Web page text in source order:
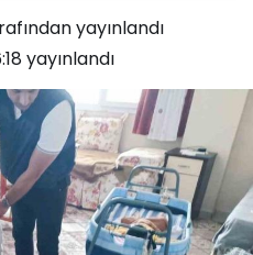
yayınlandı
yayınlandı